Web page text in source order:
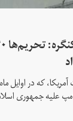
که در اوایل